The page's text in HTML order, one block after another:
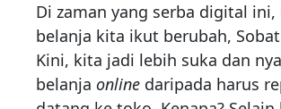
Di zaman yang serba digital ini,
belanja kita ikut berubah, Sobat
Kini, kita jadi lebih suka dan
belanja online daripada harus